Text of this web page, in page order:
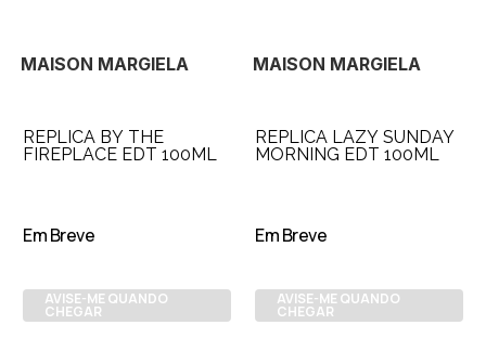
MAISON MARGIELA
REPLICA BY THE
FIREPLACE EDT 100ML
Em Breve
AVISE-ME QUANDO
CHEGAR
MAISON MARGIELA
REPLICA LAZY SUNDAY
MORNING EDT 100ML
Em Breve
AVISE-ME QUANDO
CHEGAR